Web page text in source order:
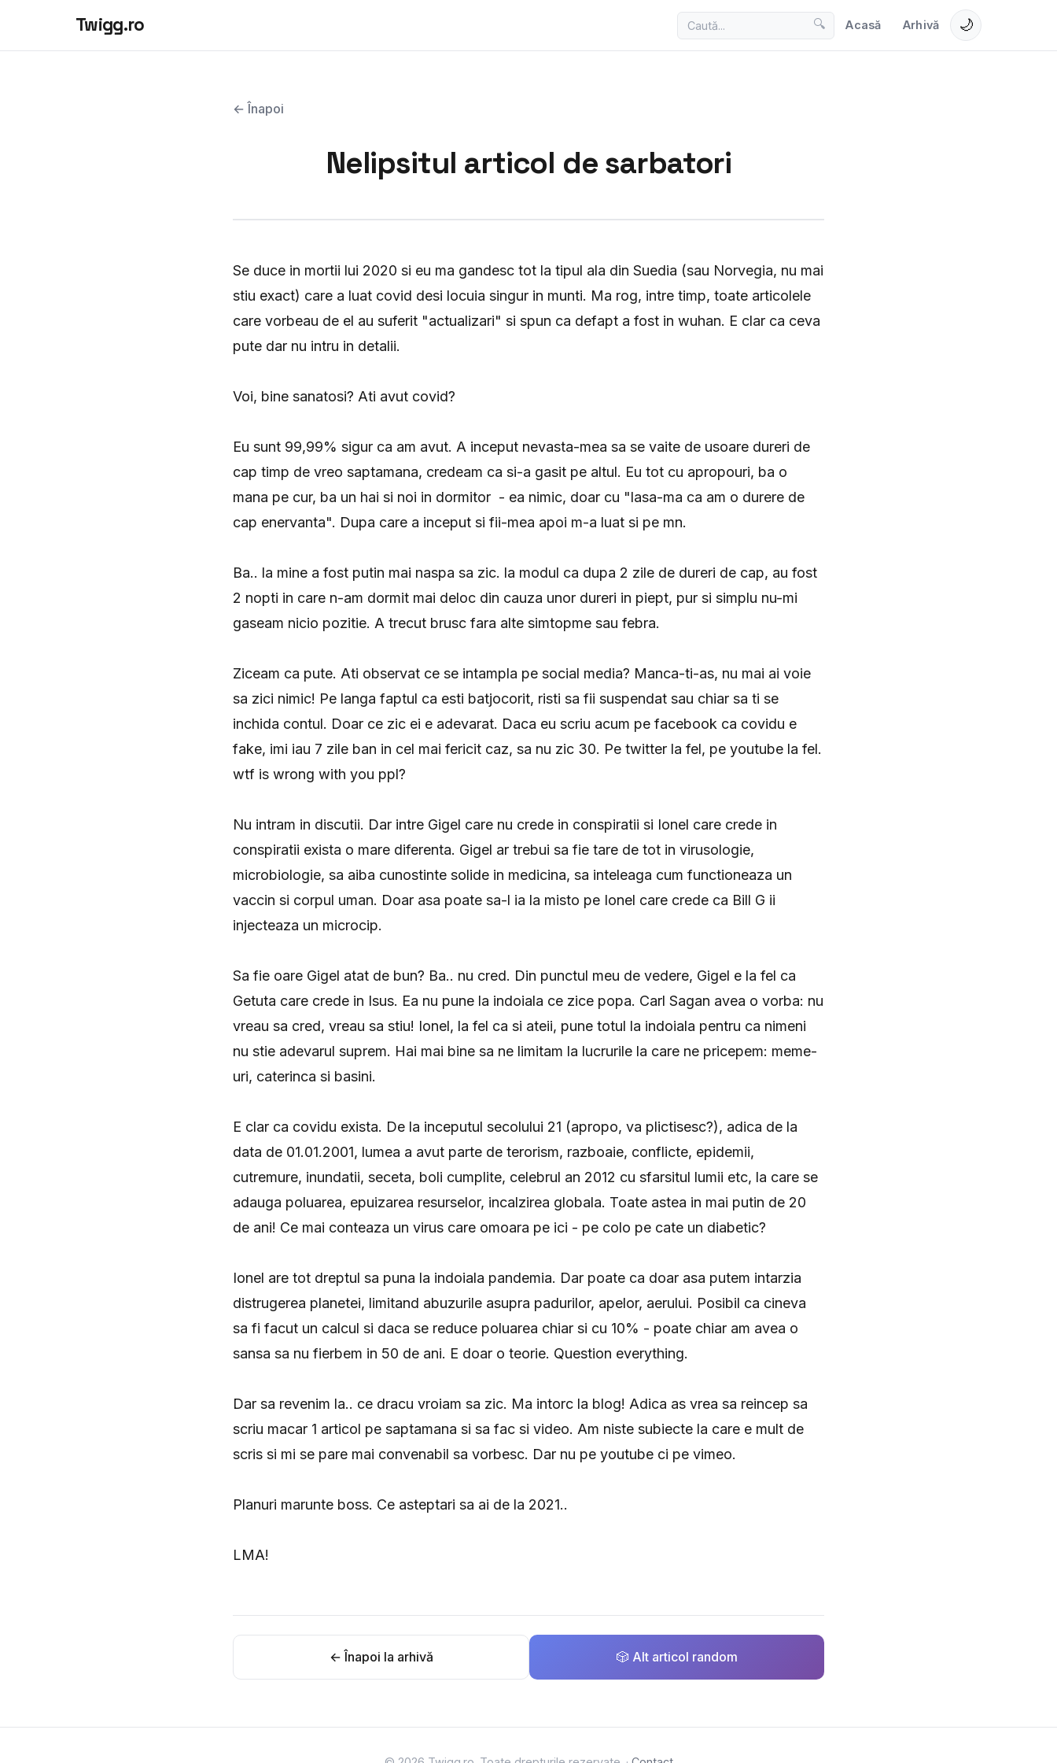
Twigg.ro 🔍 Acasă Arhivă 🌙
← Înapoi
Nelipsitul articol de sarbatori
Se duce in mortii lui 2020 si eu ma gandesc tot la tipul ala din Suedia (sau Norvegia, nu mai
stiu exact) care a luat covid desi locuia singur in munti. Ma rog, intre timp, toate articolele
care vorbeau de el au suferit "actualizari" si spun ca defapt a fost in wuhan. E clar ca ceva
pute dar nu intru in detalii.
Voi, bine sanatosi? Ati avut covid?
Eu sunt 99,99% sigur ca am avut. A inceput nevasta-mea sa se vaite de usoare dureri de
cap timp de vreo saptamana, credeam ca si-a gasit pe altul. Eu tot cu apropouri, ba o
mana pe cur, ba un hai si noi in dormitor - ea nimic, doar cu "lasa-ma ca am o durere de
cap enervanta". Dupa care a inceput si fii-mea apoi m-a luat si pe mn.
Ba.. la mine a fost putin mai naspa sa zic. la modul ca dupa 2 zile de dureri de cap, au fost
2 nopti in care n-am dormit mai deloc din cauza unor dureri in piept, pur si simplu nu-mi
gaseam nicio pozitie. A trecut brusc fara alte simtopme sau febra.
Ziceam ca pute. Ati observat ce se intampla pe social media? Manca-ti-as, nu mai ai voie
sa zici nimic! Pe langa faptul ca esti batjocorit, risti sa fii suspendat sau chiar sa ti se
inchida contul. Doar ce zic ei e adevarat. Daca eu scriu acum pe facebook ca covidu e
fake, imi iau 7 zile ban in cel mai fericit caz, sa nu zic 30. Pe twitter la fel, pe youtube la fel.
wtf is wrong with you ppl?
Nu intram in discutii. Dar intre Gigel care nu crede in conspiratii si Ionel care crede in
conspiratii exista o mare diferenta. Gigel ar trebui sa fie tare de tot in virusologie,
microbiologie, sa aiba cunostinte solide in medicina, sa inteleaga cum functioneaza un
vaccin si corpul uman. Doar asa poate sa-l ia la misto pe Ionel care crede ca Bill G ii
injecteaza un microcip.
Sa fie oare Gigel atat de bun? Ba.. nu cred. Din punctul meu de vedere, Gigel e la fel ca
Getuta care crede in Isus. Ea nu pune la indoiala ce zice popa. Carl Sagan avea o vorba: nu
vreau sa cred, vreau sa stiu! Ionel, la fel ca si ateii, pune totul la indoiala pentru ca nimeni
nu stie adevarul suprem. Hai mai bine sa ne limitam la lucrurile la care ne pricepem: meme-
uri, caterinca si basini.
E clar ca covidu exista. De la inceputul secolului 21 (apropo, va plictisesc?), adica de la
data de 01.01.2001, lumea a avut parte de terorism, razboaie, conflicte, epidemii,
cutremure, inundatii, seceta, boli cumplite, celebrul an 2012 cu sfarsitul lumii etc, la care se
adauga poluarea, epuizarea resurselor, incalzirea globala. Toate astea in mai putin de 20
de ani! Ce mai conteaza un virus care omoara pe ici - pe colo pe cate un diabetic?
Ionel are tot dreptul sa puna la indoiala pandemia. Dar poate ca doar asa putem intarzia
distrugerea planetei, limitand abuzurile asupra padurilor, apelor, aerului. Posibil ca cineva
sa fi facut un calcul si daca se reduce poluarea chiar si cu 10% - poate chiar am avea o
sansa sa nu fierbem in 50 de ani. E doar o teorie. Question everything.
Dar sa revenim la.. ce dracu vroiam sa zic. Ma intorc la blog! Adica as vrea sa reincep sa
scriu macar 1 articol pe saptamana si sa fac si video. Am niste subiecte la care e mult de
scris si mi se pare mai convenabil sa vorbesc. Dar nu pe youtube ci pe vimeo.
Planuri marunte boss. Ce asteptari sa ai de la 2021..
LMA!
← Înapoi la arhivă 🎲 Alt articol random